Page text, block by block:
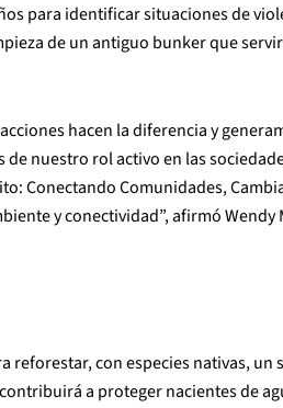
para identificar situaciones de
de un antiguo bunker que
hacen la diferencia y
nuestro rol activo en las
Conectando Comunidades,
y conectividad”, afirmó Wendy
reforestar, con especies nativas, un
a proteger nacientes de